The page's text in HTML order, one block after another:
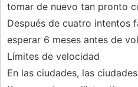
tomar de nuevo tan pronto
Después de cuatro intentos
esperar 6 meses antes de
Límites de velocidad
En las ciudades, las